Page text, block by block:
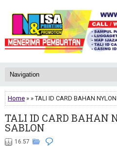
Home » » TALI ID CARD BAHAN
TALI ID CARD BAHAN
SABLON
16.57